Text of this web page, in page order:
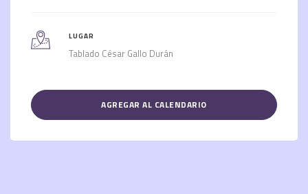
LUGAR
Tablado César Gallo Durán
AGREGAR AL CALENDARIO